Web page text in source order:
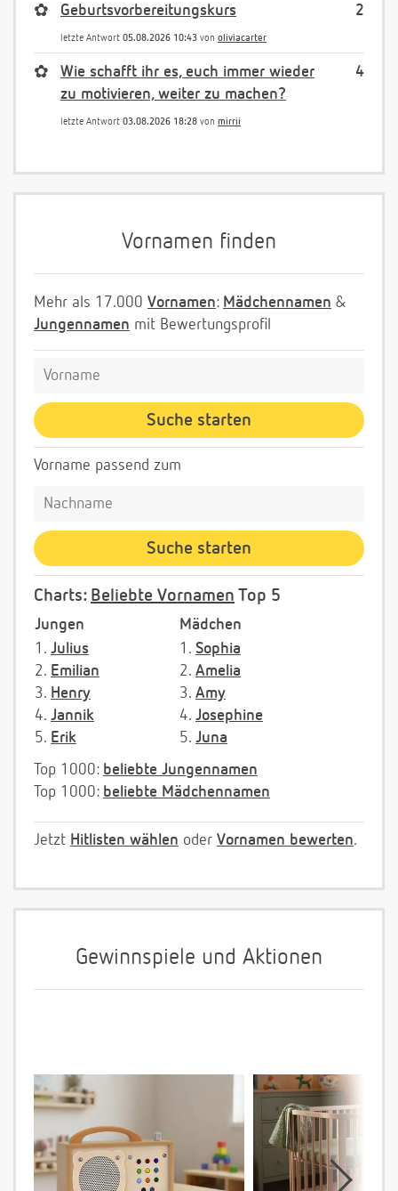
2
✿ Geburtsvorbereitungskurs
letzte Antwort 05.08.2026 10:43 von oliviacarter
4
✿
Wie schafft ihr es, euch immer wieder
zu motivieren, weiter zu machen?
letzte Antwort 03.08.2026 18:28 von mirrii
Vornamen finden
Mehr als 17.000 Vornamen: Mädchennamen &
Jungennamen mit Bewertungsprofil
Vorname passend zum
Charts: Beliebte Vornamen Top 5
Jungen
Mädchen
1. Julius
2. Emilian
3. Henry
4. Jannik
5. Erik
1. Sophia
2. Amelia
3. Amy
4. Josephine
5. Juna
Top 1000: beliebte Jungennamen
Top 1000: beliebte Mädchennamen
Jetzt Hitlisten wählen oder Vornamen bewerten.
Gewinnspiele und Aktionen